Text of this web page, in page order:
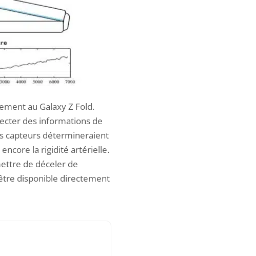
au Galaxy Z Fold.
des informations de
capteurs détermineraient
la rigidité artérielle.
de déceler de
disponible directement